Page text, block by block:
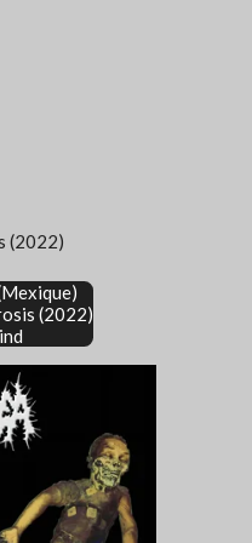
(2022)
(2022)